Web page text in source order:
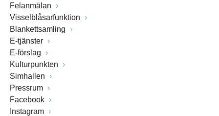
Felanmälan
Visselblåsarfunktion
Blankettsamling
E-tjänster
E-förslag
Kulturpunkten
Simhallen
Pressrum
Facebook
Instagram